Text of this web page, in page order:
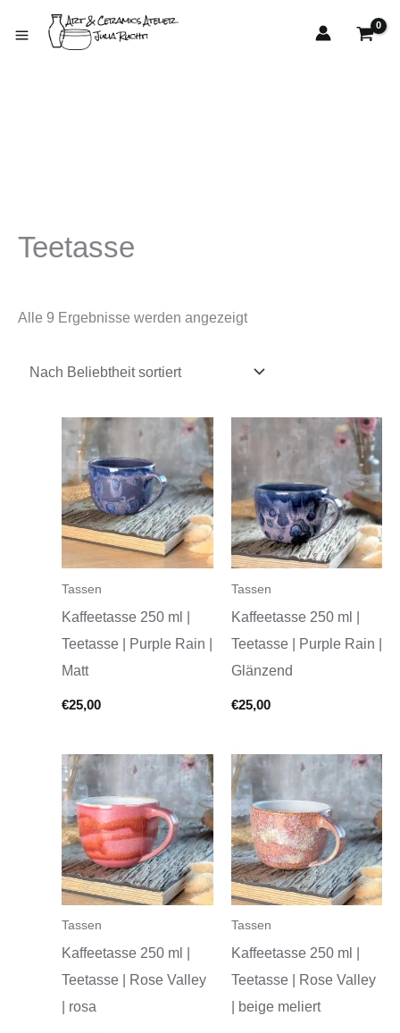
Inhalt
Teetasse
Alle 9 Ergebnisse werden angezeigt
Tassen
Kaffeetasse 250 ml |
Teetasse | Purple Rain |
Matt
€25,00
Tassen
Kaffeetasse 250 ml |
Teetasse | Purple Rain |
Glänzend
€25,00
Tassen
Kaffeetasse 250 ml |
Teetasse | Rose Valley
| rosa
Tassen
Kaffeetasse 250 ml |
Teetasse | Rose Valley
| beige meliert